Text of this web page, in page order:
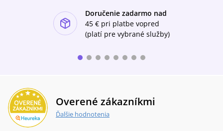
Doručenie zadarmo nad
45 € pri platbe vopred
(platí pre vybrané služby)
Overené zákazníkmi
Ďalšie hodnotenia